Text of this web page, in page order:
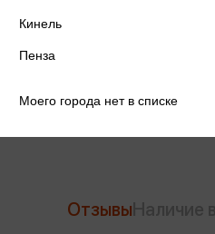
Отзывы
Кинель
Пенза
Моего города нет в списке